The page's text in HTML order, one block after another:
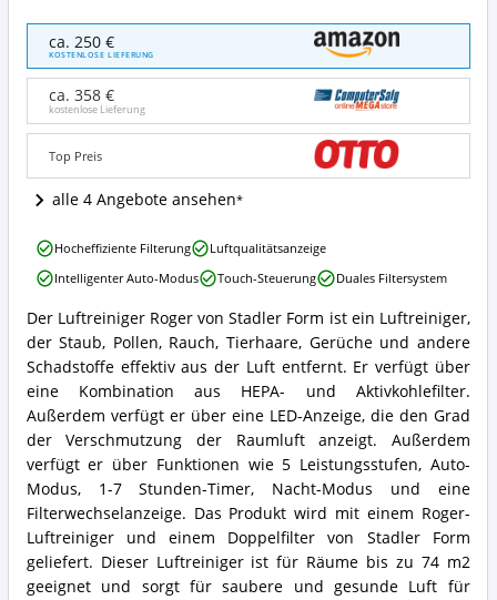
Stadler
Form
Luftreiniger
Roger
Angebote:
Wo
dieser
Raumluftreiniger
erhältlich?
ca. 250 €
KOSTENLOSE LIEFERUNG
ca. 358 €
kostenlose Lieferung
Top Preis
alle 4 Angebote ansehen
Stadler
Form
Luftreiniger
Roger
Zusammenfassung:
Was
bietet
dieser
Raumluftreiniger?
Der Luftreiniger Roger von Stadler Form ist ein Luftreiniger,
der Staub, Pollen, Rauch, Tierhaare, Gerüche und andere
Schadstoffe effektiv aus der Luft entfernt. Er verfügt über
eine Kombination aus HEPA- und Aktivkohlefilter.
Außerdem verfügt er über eine LED-Anzeige, die den Grad
der Verschmutzung der Raumluft anzeigt. Außerdem
verfügt er über Funktionen wie 5 Leistungsstufen, Auto-
Modus, 1-7 Stunden-Timer, Nacht-Modus und eine
Filterwechselanzeige. Das Produkt wird mit einem Roger-
Luftreiniger und einem Doppelfilter von Stadler Form
geliefert. Dieser Luftreiniger ist für Räume bis zu 74 m2
geeignet und sorgt für saubere und gesunde Luft für
Stadler
Form
Luftreiniger
Vorteile:
Was
spricht
für
diesen
Raumluftreiniger?
Hocheffiziente Filterung
Luftqualitätsanzeige
Intelligenter Auto-Modus
Touch-Steuerung Duales Filtersystem